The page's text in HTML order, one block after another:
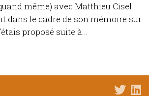
même) avec Matthieu Cisel
dans le cadre de son mémoire sur
proposé suite à...